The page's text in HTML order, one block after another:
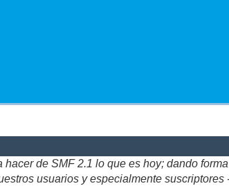
de SMF 2.1 lo que es hoy; dando
usuarios y especialmente